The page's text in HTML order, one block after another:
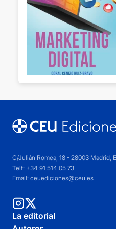
C/Julián Romea, 18 - 28003 Madrid,
Telf: +34 91 514 05 73
Email: ceuediciones@ceu.es
La editorial